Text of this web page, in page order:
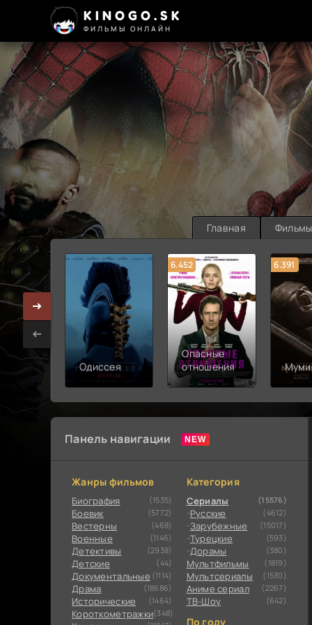
KINOGO.SK
ФИЛЬМЫ ОНЛАЙН
Главная Фильмы
Одиссея
6.452
Опасные
отношения
6.391
Панель навигации
Жанры фильмов
Биография (1535)
Боевик (5772)
Вестерны (468)
Военные (1146)
Детективы (2938)
Детские (44)
Документальные (1114)
Драма (18686)
Исторические (1464)
Короткометражки(348)
Категория
Сериалы (15576)
Русские (4612)
Зарубежные (15017)
Турецкие (593)
Дорамы (380)
Мультфильмы (1819)
Мультсериалы (1530)
Аниме сериал (2267)
ТВ-Шоу (642)
По году